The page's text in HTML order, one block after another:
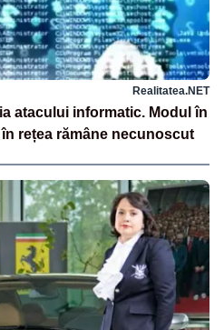
Realitatea.NET
atacului informatic. Modul în
rețea rămâne necunoscut